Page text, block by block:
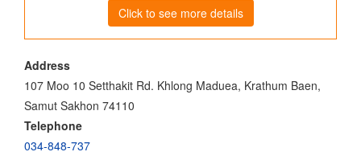
Click to see more details
Address
107 Moo 10 Setthakit Rd. Khlong Maduea, Krathum Baen,
Samut Sakhon 74110
Telephone
034-848-737